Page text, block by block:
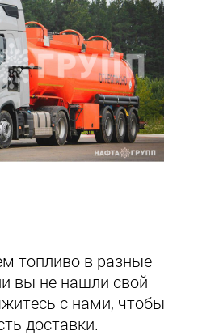
топливо в разные
вы не нашли свой
с нами, чтобы
доставки.